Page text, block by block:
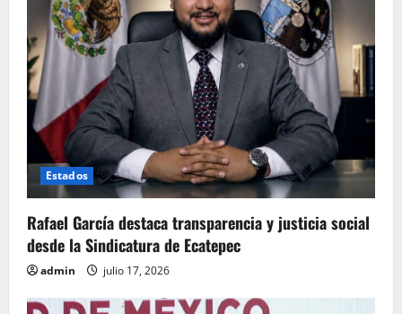
Estados
Rafael García destaca transparencia y justicia social
desde la Sindicatura de Ecatepec
admin julio 17, 2026